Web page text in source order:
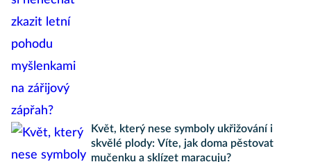
Květ, který nese symboly ukřižování i
skvělé plody: Víte, jak doma pěstovat
mučenku a sklízet maracuju?